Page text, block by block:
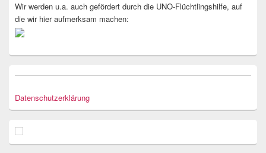
Wir werden u.a. auch gefördert durch die UNO-Flüchtlingshilfe, auf
die wir hier aufmerksam machen:
Datenschutzerklärung